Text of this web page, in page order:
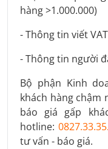
hàng >1.000.000)
- Thông tin viết
- Thông tin người
Bộ phận Kinh
khách hàng chậm
báo giá gấp
hotline:
tư vấn - báo giá.